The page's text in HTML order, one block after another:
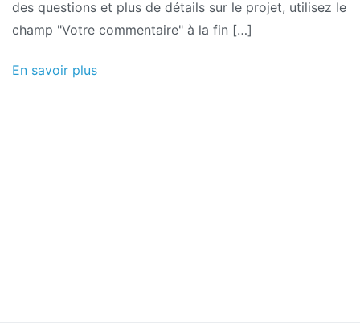
des questions et plus de détails sur le projet, utilisez le
champ "Votre commentaire" à la fin […]
En savoir plus